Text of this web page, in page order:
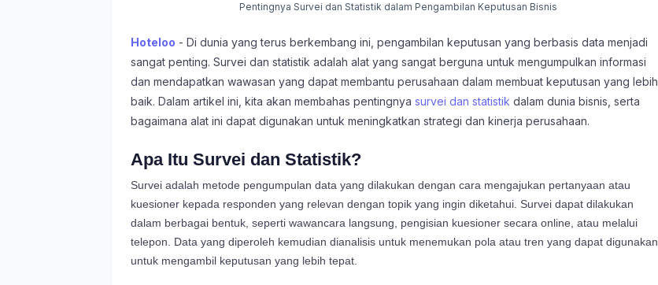
Pentingnya Survei dan Statistik dalam Pengambilan Keputusan Bisnis
Hoteloo - Di dunia yang terus berkembang ini, pengambilan keputusan yang berbasis data menjadi
sangat penting. Survei dan statistik adalah alat yang sangat berguna untuk mengumpulkan informasi
dan mendapatkan wawasan yang dapat membantu perusahaan dalam membuat keputusan yang lebih
baik. Dalam artikel ini, kita akan membahas pentingnya survei dan statistik dalam dunia bisnis, serta
bagaimana alat ini dapat digunakan untuk meningkatkan strategi dan kinerja perusahaan.
Apa Itu Survei dan Statistik?
Survei adalah metode pengumpulan data yang dilakukan dengan cara mengajukan pertanyaan atau
kuesioner kepada responden yang relevan dengan topik yang ingin diketahui. Survei dapat dilakukan
dalam berbagai bentuk, seperti wawancara langsung, pengisian kuesioner secara online, atau melalui
telepon. Data yang diperoleh kemudian dianalisis untuk menemukan pola atau tren yang dapat digunakan
untuk mengambil keputusan yang lebih tepat.